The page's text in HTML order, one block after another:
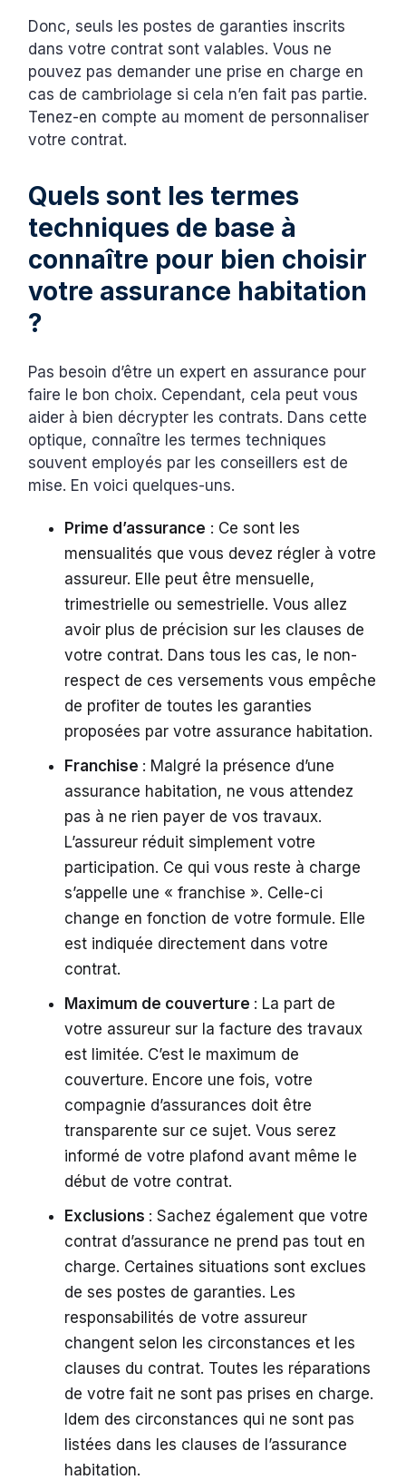
Donc, seuls les postes de garanties inscrits
dans votre contrat sont valables. Vous ne
pouvez pas demander une prise en charge en
cas de cambriolage si cela n’en fait pas partie.
Tenez-en compte au moment de personnaliser
votre contrat.
Quels sont les termes
techniques de base à
connaître pour bien choisir
votre assurance habitation
?
Pas besoin d’être un expert en assurance pour
faire le bon choix. Cependant, cela peut vous
aider à bien décrypter les contrats. Dans cette
optique, connaître les termes techniques
souvent employés par les conseillers est de
mise. En voici quelques-uns.
Prime d’assurance : Ce sont les
mensualités que vous devez régler à votre
assureur. Elle peut être mensuelle,
trimestrielle ou semestrielle. Vous allez
avoir plus de précision sur les clauses de
votre contrat. Dans tous les cas, le non-
respect de ces versements vous empêche
de profiter de toutes les garanties
proposées par votre assurance habitation.
Franchise : Malgré la présence d’une
assurance habitation, ne vous attendez
pas à ne rien payer de vos travaux.
L’assureur réduit simplement votre
participation. Ce qui vous reste à charge
s’appelle une « franchise ». Celle-ci
change en fonction de votre formule. Elle
est indiquée directement dans votre
contrat.
Maximum de couverture : La part de
votre assureur sur la facture des travaux
est limitée. C’est le maximum de
couverture. Encore une fois, votre
compagnie d’assurances doit être
transparente sur ce sujet. Vous serez
informé de votre plafond avant même le
début de votre contrat.
Exclusions : Sachez également que votre
contrat d’assurance ne prend pas tout en
charge. Certaines situations sont exclues
de ses postes de garanties. Les
responsabilités de votre assureur
changent selon les circonstances et les
clauses du contrat. Toutes les réparations
de votre fait ne sont pas prises en charge.
Idem des circonstances qui ne sont pas
listées dans les clauses de l’assurance
habitation.